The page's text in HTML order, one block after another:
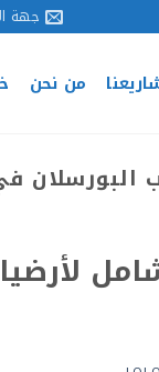
جهة
من نحن
البورسلان